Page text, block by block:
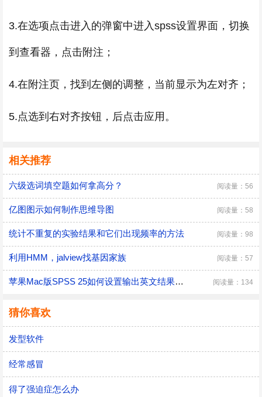
3.在选项点击进入的弹窗中进入spss设置界面，切换
到查看器，点击附注；
4.在附注页，找到左侧的调整，当前显示为左对齐；
5.点选到右对齐按钮，后点击应用。
相关推荐
六级选词填空题如何拿高分？ 阅读量：56
亿图图示如何制作思维导图 阅读量：58
统计不重复的实验结果和它们出现频率的方法 阅读量：98
利用HMM，jalview找基因家族 阅读量：57
苹果Mac版SPSS 25如何设置输出英文结果文档 阅读量：134
猜你喜欢
发型软件
经常感冒
得了强迫症怎么办